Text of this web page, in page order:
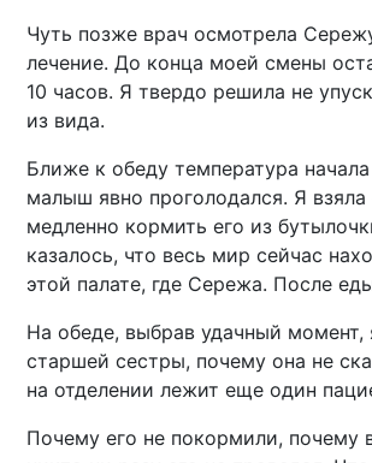
Чуть позже врач осмотрела
лечение. До конца моей смены
10 часов. Я твердо решила не
из вида.
Ближе к обеду температура
малыш явно проголодался. Я взяла
медленно кормить его из
казалось, что весь мир сейчас
этой палате, где Сережа. После
На обеде, выбрав удачный момент,
старшей сестры, почему она не
на отделении лежит еще один
Почему его не покормили, почему